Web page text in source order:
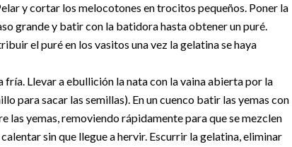
y cortar los melocotones en trocitos pequeños. Poner la
grande y batir con la batidora hasta obtener un puré.
el puré en los vasitos una vez la gelatina se haya
fría. Llevar a ebullición la nata con la vaina abierta por la
para sacar las semillas). En un cuenco batir las yemas con
las yemas, removiendo rápidamente para que se mezclen
sin que llegue a hervir. Escurrir la gelatina, eliminar